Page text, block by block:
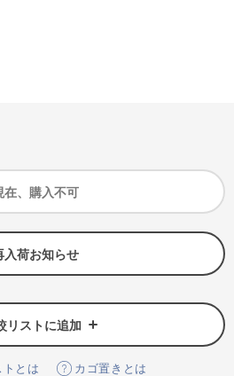
在、購入不可
入荷お知らせ
リストに追加
トとは カゴ置きとは